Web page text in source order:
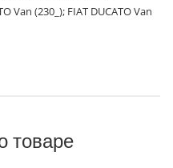
Van (230_); FIAT DUCATO Van
товаре